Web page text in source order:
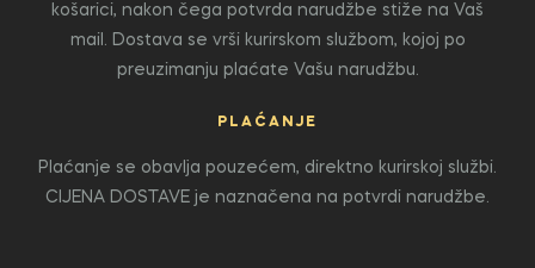
košarici, nakon čega potvrda narudžbe stiže na Vaš
mail. Dostava se vrši kurirskom službom, kojoj po
preuzimanju plaćate Vašu narudžbu.
PLAĆANJE
Plaćanje se obavlja pouzećem, direktno kurirskoj službi.
CIJENA DOSTAVE je naznačena na potvrdi narudžbe.